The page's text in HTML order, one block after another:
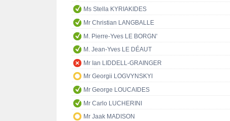
Ms Stella KYRIAKIDES
Mr Christian LANGBALLE
M. Pierre-Yves LE BORGN'
M. Jean-Yves LE DÉAUT
Mr Ian LIDDELL-GRAINGER
Mr Georgii LOGVYNSKYI
Mr George LOUCAIDES
Mr Carlo LUCHERINI
Mr Jaak MADISON